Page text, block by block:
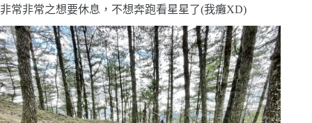
非常非常之想要休息，不想奔跑看星星了(我癱XD)